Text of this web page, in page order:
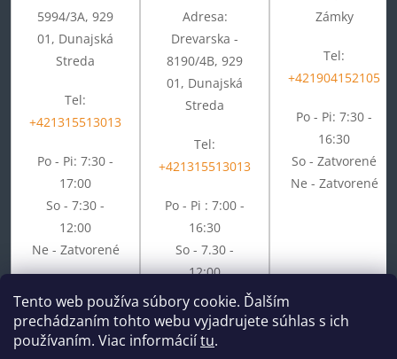
Tento web používa súbory cookie. Ďalším
prechádzaním tohto webu vyjadrujete súhlas s ich
používaním. Viac informáciítu.
5994/3A, 929
01, Dunajská
Streda
Tel:
+421315513013
Po - Pi: 7:30 -
17:00
So - 7:30 -
12:00
Ne - Zatvorené
Adresa:
Drevarska -
8190/4B, 929
01, Dunajská
Streda
Tel:
+421315513013
Po - Pi : 7:00 -
16:30
So - 7.30 -
12:00
Ne - Zatvorené
Zámky
Tel:
+421904152105
Po - Pi: 7:30 -
16:30
So - Zatvorené
Ne - Zatvorené